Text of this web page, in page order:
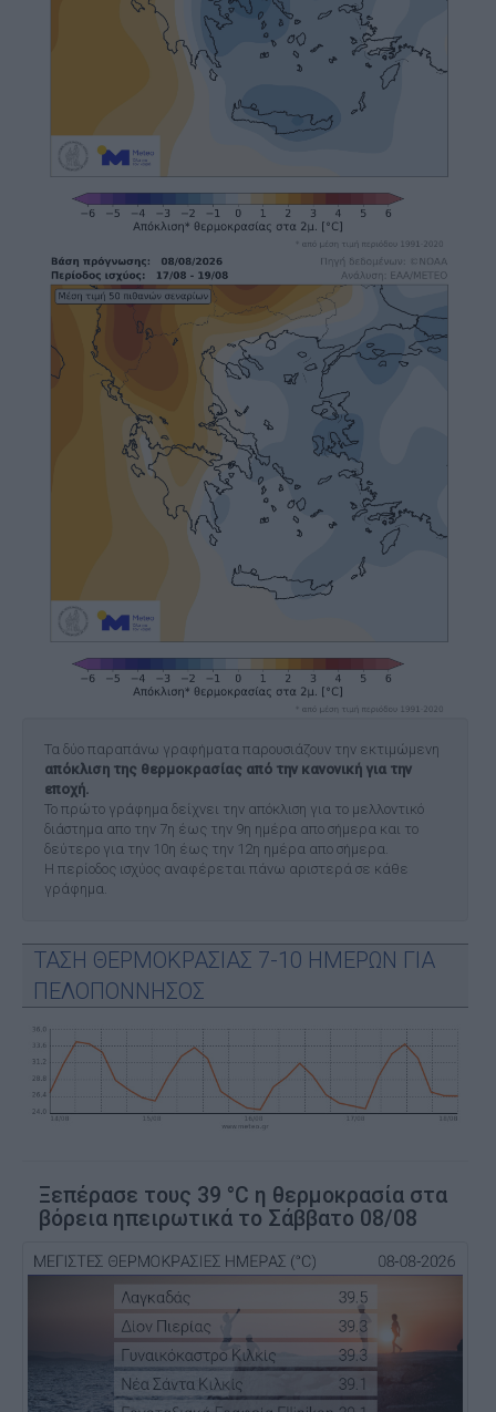
Τα δύο παραπάνω γραφήματα παρουσιάζουν την εκτιμώμενη
απόκλιση της θερμοκρασίας από την κανονική για την
εποχή.
Το πρώτο γράφημα δείχνει την απόκλιση για το μελλοντικό
διάστημα απο την 7η έως την 9η ημέρα απο σήμερα και το
δεύτερο για την 10η έως την 12η ημέρα απο σήμερα.
Η περίοδος ισχύος αναφέρεται πάνω αριστερά σε κάθε
γράφημα.
ΤΑΣΗ ΘΕΡΜΟΚΡΑΣΙΑΣ 7-10 ΗΜΕΡΩΝ ΓΙΑ
ΠΕΛΟΠΟΝΝΗΣΟΣ
Ξεπέρασε τους 39 °C η θερμοκρασία στα
βόρεια ηπειρωτικά το Σάββατο 08/08